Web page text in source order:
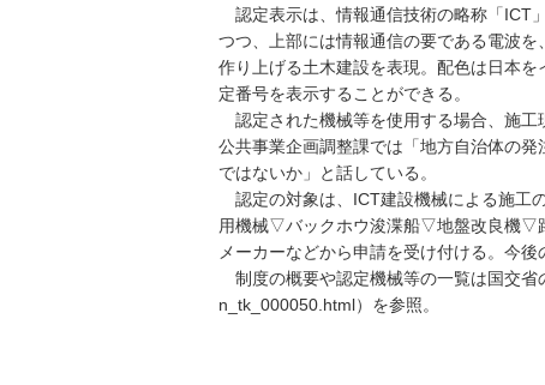
認定表示は、情報通信技術の略称「ICT
つつ、上部には情報通信の要である電波
作り上げる土木建設を表現。配色は日本
定番号を表示することができる。
認定された機械等を使用する場合、施工
公共事業企画調整課では「地方自治体の
ではないか」と話している。
認定の対象は、ICT建設機械による施工
用機械▽バックホウ浚渫船▽地盤改良機▽
メーカーなどから申請を受け付ける。今後
制度の概要や認定機械等の一覧は国交省
n_tk_000050.html）を参照。